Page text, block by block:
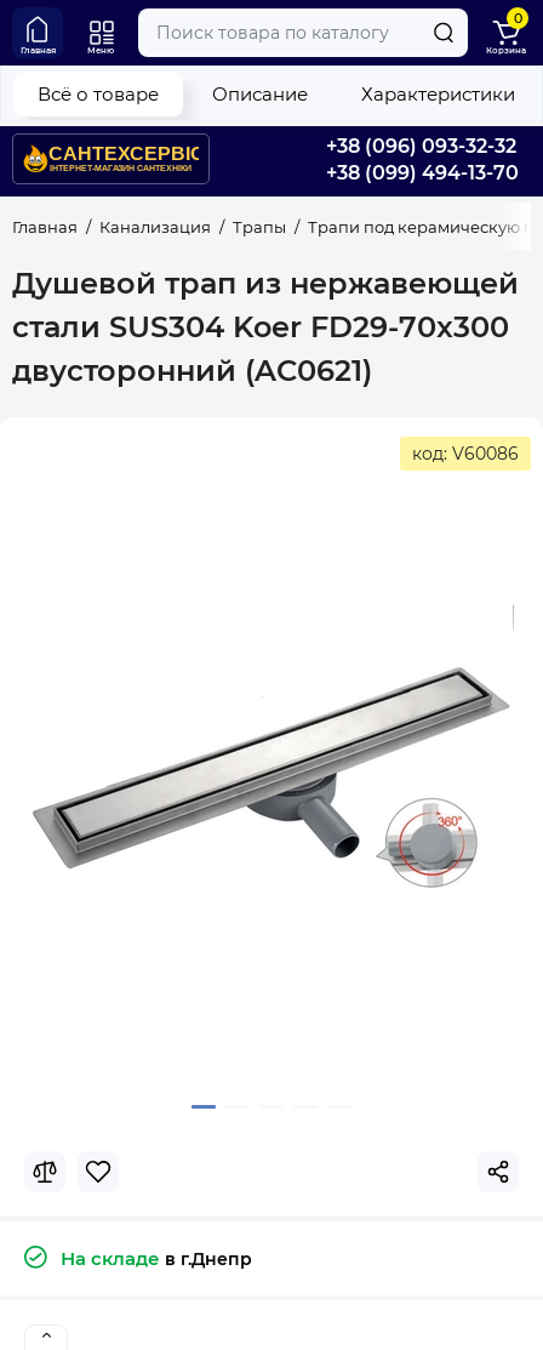
+38 (096) 093-32-32
+38 (099) 494-13-70
Главная Меню
0
Корзина
Главная Канализация Трапы Трапи под керамическую
Душевой трап из нержавеющей
стали SUS304 Koer FD29-70x300
двусторонний (AC0621)
Всё о товаре Описание Характеристики
код: V60086
На складе в г.Днепр